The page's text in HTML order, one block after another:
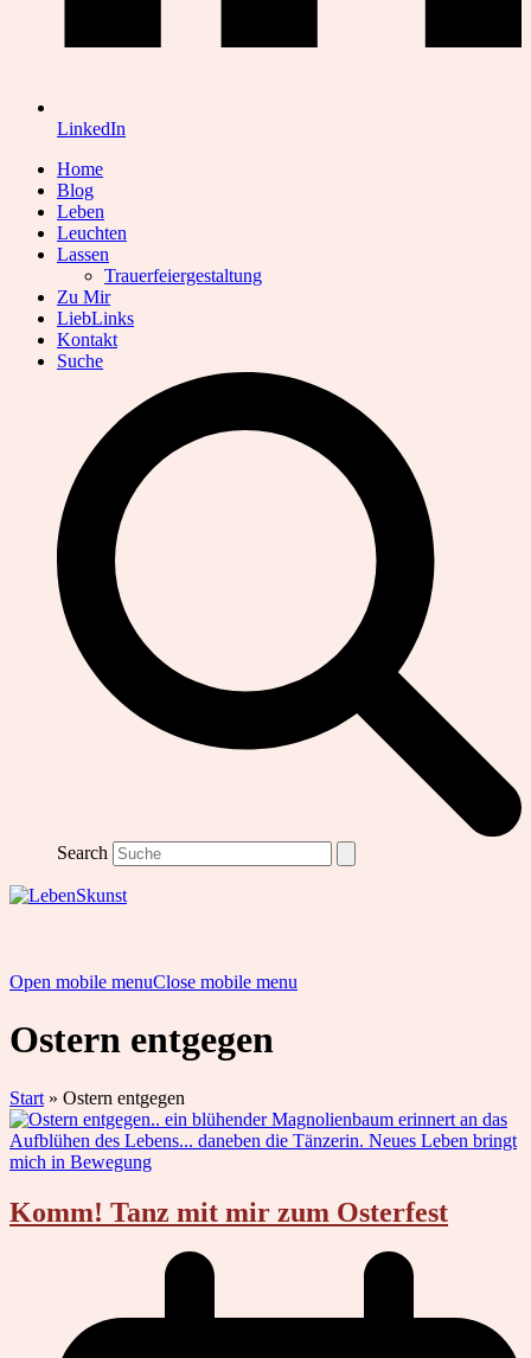
LinkedIn
Home
Blog
Leben
Leuchten
Lassen
Trauerfeiergestaltung
Zu Mir
LiebLinks
Kontakt
Suche
Search
Open mobile menuClose mobile menu
Ostern entgegen
Start » Ostern entgegen
Komm! Tanz mit mir zum Osterfest